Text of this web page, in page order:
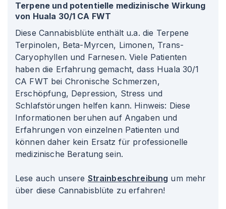
Terpene und potentielle medizinische Wirkung
von Huala 30/1 CA FWT
Diese Cannabisblüte enthält u.a. die Terpene
Terpinolen, Beta-Myrcen, Limonen, Trans-
Caryophyllen und Farnesen. Viele Patienten
haben die Erfahrung gemacht, dass Huala 30/1
CA FWT bei Chronische Schmerzen,
Erschöpfung, Depression, Stress und
Schlafstörungen helfen kann. Hinweis: Diese
Informationen beruhen auf Angaben und
Erfahrungen von einzelnen Patienten und
können daher kein Ersatz für professionelle
medizinische Beratung sein.
Lese auch unsere Strainbeschreibung um mehr
über diese Cannabisblüte zu erfahren!